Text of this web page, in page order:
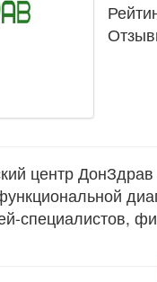
центр
специалистов,